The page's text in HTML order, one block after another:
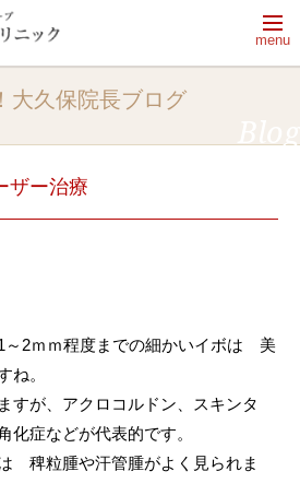
menu
月曜日・火曜日・祝日
時間】9:50～13:20、14:30～18:00
完全予約制
てご来院される方へ一覧
たのためにできること
の「乾燥」がすべての悩みの元
ズ式治療とは
ーラボのクリニック
ュー・料金
ニュー・料金一覧
グラム治療
ログ一覧
ク紹介
大久保院長ブログ
ザー治療
～2ｍｍ程度までの細かいイボは 美
ね。
すが、アクロコルドン、スキンタ
化症などが代表的です。
稗粒腫や汗管腫がよく見られま